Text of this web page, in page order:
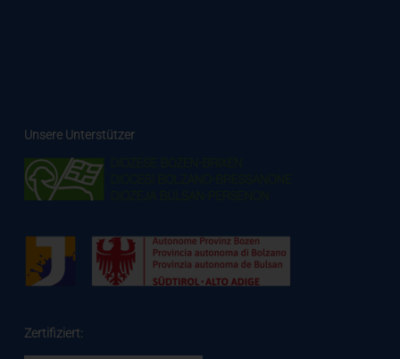
Unsere Unterstützer
Zertifiziert: